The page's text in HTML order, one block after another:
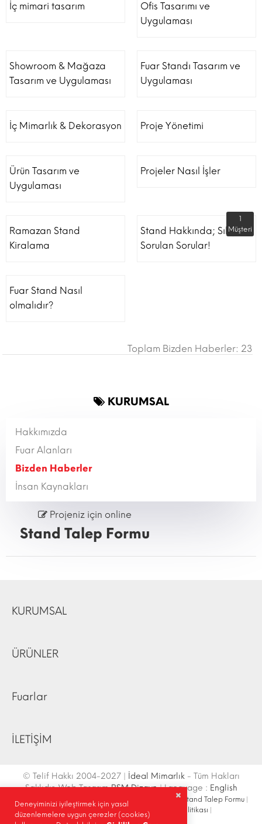
İç mimari tasarım
Ofis Tasarımı ve
Uygulaması
Showroom & Mağaza
Tasarım ve Uygulaması
Fuar Standı Tasarım ve
Uygulaması
İç Mimarlık & Dekorasyon Proje Yönetimi
Ürün Tasarım ve
Uygulaması
Projeler Nasıl İşler
Ramazan Stand
Kiralama
Stand Hakkında; Sıkça
Sorulan Sorular!
1
Müşteri
Fuar Stand Nasıl
olmalıdır?
Toplam Bizden Haberler: 23
KURUMSAL
Hakkımızda
Fuar Alanları
Bizden Haberler
İnsan Kaynakları
Projeniz için online
Stand Talep Formu
KURUMSAL
ÜRÜNLER
Fuarlar
İLETİŞİM
© Telif Hakkı 2004-2027 | İdeal Mimarlık- Tüm Hakları
Saklıdır. Web TasarımRSM Dizayn| Language : English
İletişim Bilgileri | Ulaşım Krokisi Site Haritası Fuar Stand Talep Formu|
Site İçi Arama
|Sosyal Medya Gizlilik Politikası
Deneyiminizi iyileştirmek için yasal
düzenlemelere uygun çerezler (cookies)